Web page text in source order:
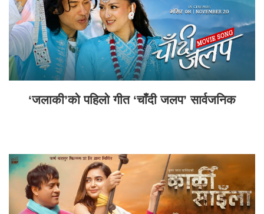
‘जलाकी’को पहिलो गीत ‘चाँदी जलप’ सार्वजनिक